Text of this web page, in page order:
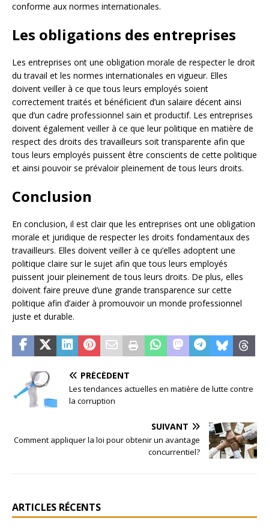
conforme aux normes internationales.
Les obligations des entreprises
Les entreprises ont une obligation morale de respecter le droit
du travail et les normes internationales en vigueur. Elles
doivent veiller à ce que tous leurs employés soient
correctement traités et bénéficient d’un salaire décent ainsi
que d’un cadre professionnel sain et productif. Les entreprises
doivent également veiller à ce que leur politique en matière de
respect des droits des travailleurs soit transparente afin que
tous leurs employés puissent être conscients de cette politique
et ainsi pouvoir se prévaloir pleinement de tous leurs droits.
Conclusion
En conclusion, il est clair que les entreprises ont une obligation
morale et juridique de respecter les droits fondamentaux des
travailleurs. Elles doivent veiller à ce qu’elles adoptent une
politique claire sur le sujet afin que tous leurs employés
puissent jouir pleinement de tous leurs droits. De plus, elles
doivent faire preuve d’une grande transparence sur cette
politique afin d’aider à promouvoir un monde professionnel
juste et durable.
PRÉCÉDENT
Les tendances actuelles en matière de lutte contre
la corruption
SUIVANT
Comment appliquer la loi pour obtenir un avantage
concurrentiel?
ARTICLES RÉCENTS